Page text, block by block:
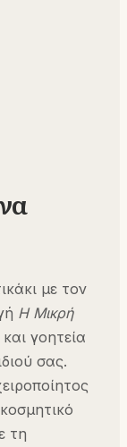
με τον
Η Μικρή
γοητεία
σας.
τη